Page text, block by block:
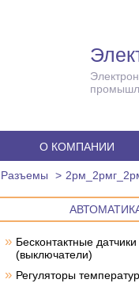
О КОМПАНИИ
Разъемы
» Бесконтактные датчики
(выключатели)
» Регуляторы